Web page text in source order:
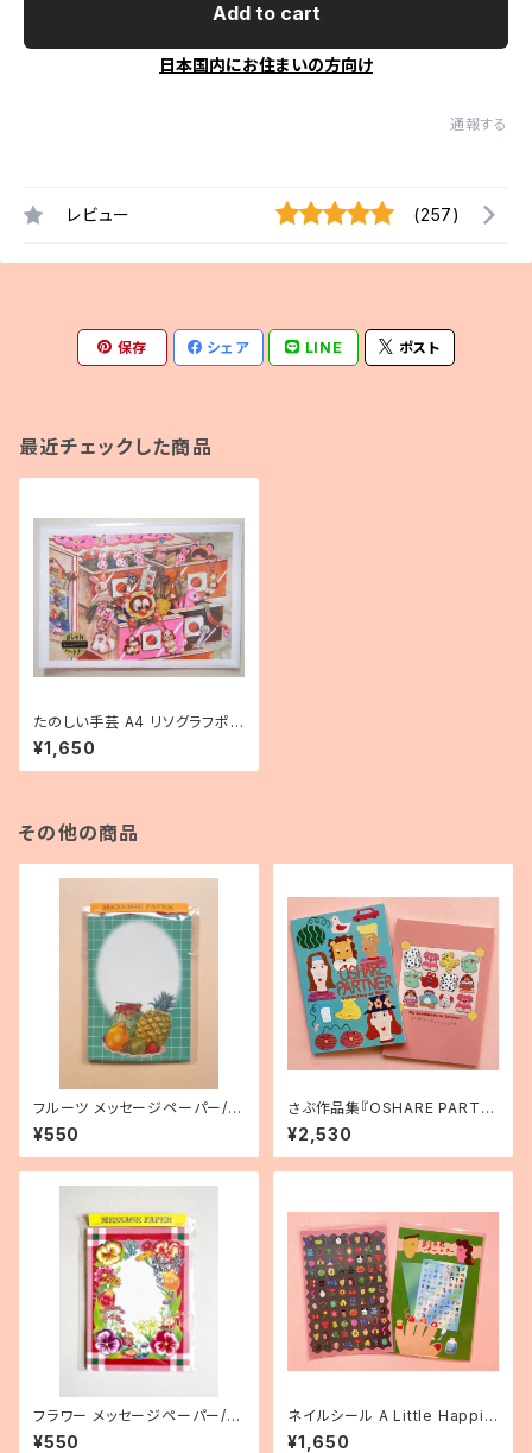
Add to cart
日本国内にお住まいの方向け
通報する
レビュー (257)
保存 シェア LINE ポスト
最近チェックした商品
たのしい手芸 A4 リソグラフポス
ター
¥1,650
その他の商品
フルーツ メッセージペーパー/2
0枚セット
¥550
さぶ作品集『OSHARE PARTN
ER Collection of Works』
¥2,530
フラワー メッセージペーパー/2
0枚セット
¥550
ネイルシール A Little Happin
ess
¥1,650